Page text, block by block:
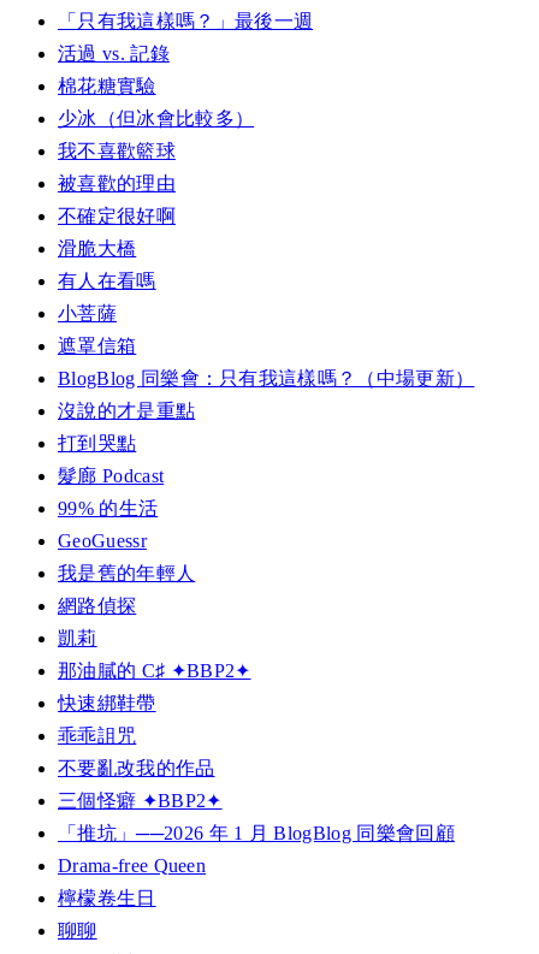
「只有我這樣嗎？」最後一週
活過 vs. 記錄
棉花糖實驗
少冰（但冰會比較多）
我不喜歡籃球
被喜歡的理由
不確定很好啊
滑脆大橋
有人在看嗎
小菩薩
遮罩信箱
BlogBlog 同樂會：只有我這樣嗎？（中場更新）
沒說的才是重點
打到哭點
髮廊 Podcast
99% 的生活
GeoGuessr
我是舊的年輕人
網路偵探
凱莉
那油膩的 C♯ ✦BBP2✦
快速綁鞋帶
乖乖詛咒
不要亂改我的作品
三個怪癖 ✦BBP2✦
「推坑」──2026 年 1 月 BlogBlog 同樂會回顧
Drama-free Queen
檸檬卷生日
聊聊